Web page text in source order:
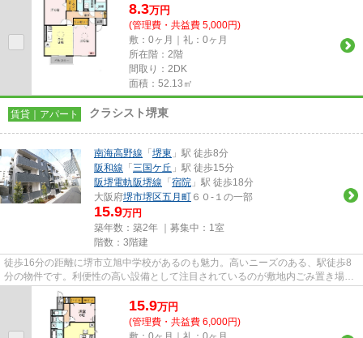
8.3万円
(管理費・共益費 5,000円)
敷：0ヶ月｜礼：0ヶ月
所在階：2階
間取り：2DK
面積：52.13㎡
賃貸｜アパート クラシスト堺東
南海高野線 「 堺東 」駅 徒歩8分
阪和線 「 三国ケ丘 」駅 徒歩15分
阪堺電軌阪堺線 「 宿院 」駅 徒歩18分
大阪府堺市堺区五月町 ６０-１の一部
15.9万円
築年数：築2年 ｜募集中： 1室
階数：3階建
徒歩16分の距離に堺市立旭中学校があるのも魅力。高いニーズのある、駅徒歩8
分の物件です。利便性の高い設備として注目されているのが敷地内ごみ置き場で
す。こちらの物件はアパートで...
15.9万円
(管理費・共益費 6,000円)